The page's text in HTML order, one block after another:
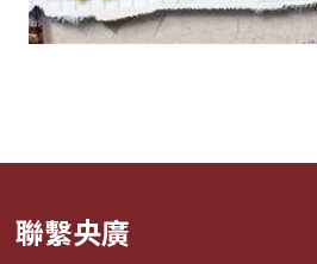
聯繫央廣